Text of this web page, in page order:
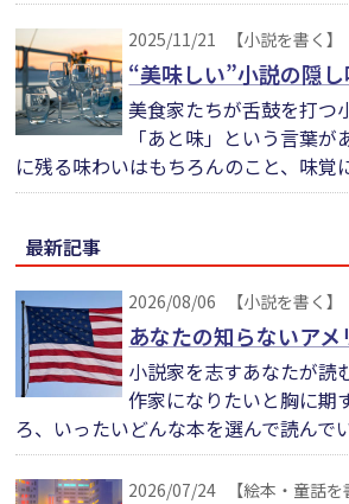
2025/11/21 【小説を書く】
“美味しい”小説の隠
美食家たちが舌鼓を打つ
「あと味」という言葉
に残る味わいはもちろんのこと、味覚
最新記事
2026/08/06 【小説を書く】
あなたの知らないア
小説家を志すあなたが読
作家になりたいと胸に期
ろ、いったいどんな本を選んで読んで
2026/07/24 【絵本・童話を